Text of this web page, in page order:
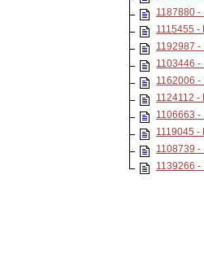
1187880 -
1115455 -
1192987 -
1103446 -
1162006 -
1124112 -
1106663 -
1119045 -
1108739 -
1139266 -